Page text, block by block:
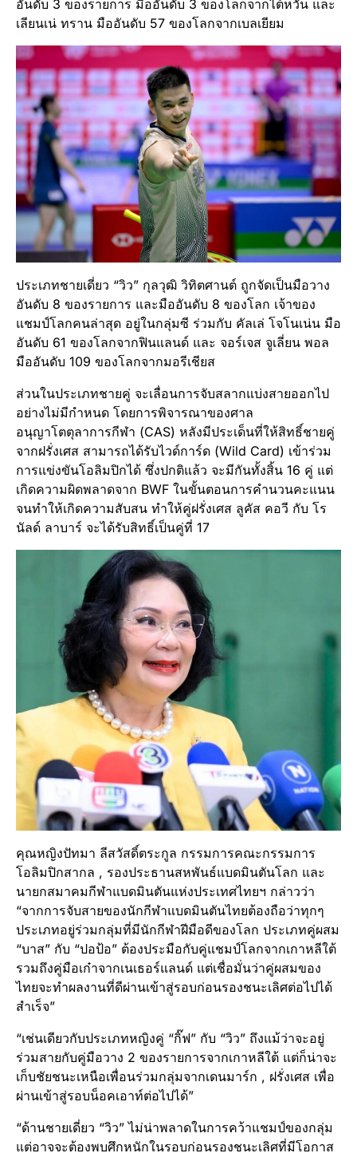
อันดับ 3 ของรายการ มืออันดับ 3 ของโลกจากไต้หวัน และ
เลียนเน่ ทราน มืออันดับ 57 ของโลกจากเบลเยียม
ประเภทชายเดี่ยว “วิว” กุลวุฒิ วิทิตศานต์ ถูกจัดเป็นมือวาง
อันดับ 8 ของรายการ และมืออันดับ 8 ของโลก เจ้าของ
แชมป์โลกคนล่าสุด อยู่ในกลุ่มซี ร่วมกับ คัลเล่ โจโนเน่น มือ
อันดับ 61 ของโลกจากฟินแลนด์ และ จอร์เจส จูเลี่ยน พอล
มืออันดับ 109 ของโลกจากมอรีเชียส
ส่วนในประเภทชายคู่ จะเลื่อนการจับสลากแบ่งสายออกไป
อย่างไม่มีกำหนด โดยการพิจารณาของศาล
อนุญาโตตุลาการกีฬา (CAS) หลังมีประเด็นที่ให้สิทธิ์ชายคู่
จากฝรั่งเศส สามารถได้รับไวด์การ์ด (Wild Card) เข้าร่วม
การแข่งขันโอลิมปิกได้ ซึ่งปกติแล้ว จะมีกันทั้งสิ้น 16 คู่ แต่
เกิดความผิดพลาดจาก BWF ในขั้นตอนการคำนวนคะแนน
จนทำให้เกิดความสับสน ทำให้คู่ฝรั่งเศส ลูคัส คอวี กับ โร
นัลด์ ลาบาร์ จะได้รับสิทธิ์เป็นคู่ที่ 17
คุณหญิงปัทมา ลีสวัสดิ์ตระกูล กรรมการคณะกรรมการ
โอลิมปิกสากล , รองประธานสหพันธ์แบดมินตันโลก และ
นายกสมาคมกีฬาแบดมินตันแห่งประเทศไทยฯ กล่าวว่า
“จากการจับสายของนักกีฬาแบดมินตันไทยต้องถือว่าทุกๆ
ประเภทอยู่ร่วมกลุ่มที่มีนักกีฬาฝีมือดีของโลก ประเภทคู่ผสม
“บาส” กับ “ปอป้อ” ต้องประมือกับคู่แชมป์โลกจากเกาหลีใต้
รวมถึงคู่มือเก๋าจากเนเธอร์แลนด์ แต่เชื่อมั่นว่าคู่ผสมของ
ไทยจะทำผลงานที่ดีผ่านเข้าสู่รอบก่อนรองชนะเลิศต่อไปได้
สำเร็จ”
“เช่นเดียวกับประเภทหญิงคู่ “กิ๊ฟ” กับ “วิว” ถึงแม้ว่าจะอยู่
ร่วมสายกับคู่มือวาง 2 ของรายการจากเกาหลีใต้ แต่ก็น่าจะ
เก็บชัยชนะเหนือเพื่อนร่วมกลุ่มจากเดนมาร์ก , ฝรั่งเศส เพื่อ
ผ่านเข้าสู่รอบน็อคเอาท์ต่อไปได้”
“ด้านชายเดี่ยว “วิว” ไม่น่าพลาดในการคว้าแชมป์ของกลุ่ม
แต่อาจจะต้องพบศึกหนักในรอบก่อนรองชนะเลิศที่มีโอกาส